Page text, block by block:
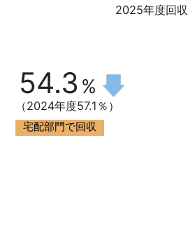
2025年度回収
54.3 %
（2024年度57.1％）
宅配部門で回収